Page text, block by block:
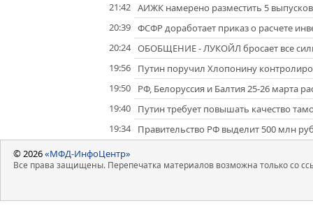
21:42 АИЖК намерено разместить 5
20:39 ФСФР доработает приказ о расчете
20:24 ОБОБЩЕНИЕ - ЛУКОЙЛ бросает все
19:56
Путин поручил Хлопонину
19:50
РФ, Белоруссия и Балтия 25-26 марта
19:40
Путин требует повышать качество
19:34
Правительство РФ выделит 500 млн
© 2026«МФД-ИнфоЦентр»
Все права защищены. Перепечатка материалов возможна только со